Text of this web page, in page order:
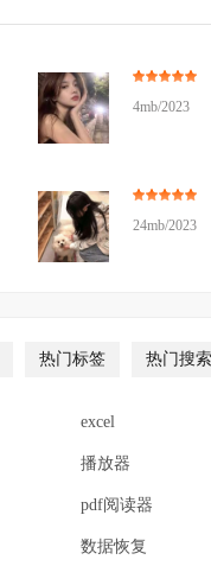
4mb/2023
24mb/2023
热门标签 热门搜索
excel
播放器
pdf阅读器
数据恢复